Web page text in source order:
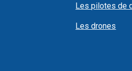
Les pilotes de
Les drones